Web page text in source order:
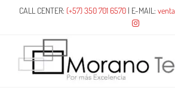
CALL CENTER: (+57) 350 701 6570 | E-MAIL: